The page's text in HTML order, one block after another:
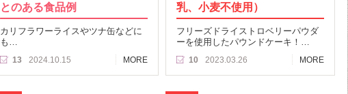
とのある食品例
カリフラワーライスやツナ缶などに
も…
13 2024.10.15 MORE
乳、小麦不使用）
フリーズドライストロベリーパウダ
ーを使用したパウンドケーキ！…
10 2023.03.26 MORE